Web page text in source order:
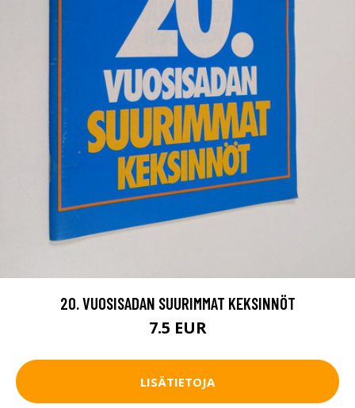
20. VUOSISADAN SUURIMMAT KEKSINNÖT
7.5 EUR
LISÄTIETOJA